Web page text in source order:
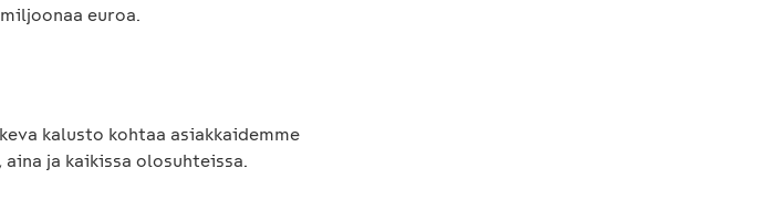
euroa.
kalusto kohtaa asiakkaidemme
ja kaikissa olosuhteissa.